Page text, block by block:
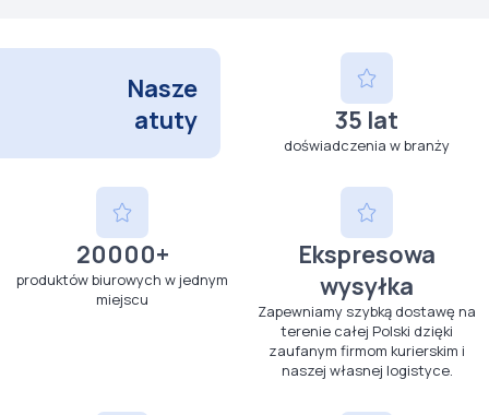
Nasze
atuty
35 lat
doświadczenia w branży
20000+
produktów biurowych w jednym
miejscu
Ekspresowa
wysyłka
Zapewniamy szybką dostawę na
terenie całej Polski dzięki
zaufanym firmom kurierskim i
naszej własnej logistyce.